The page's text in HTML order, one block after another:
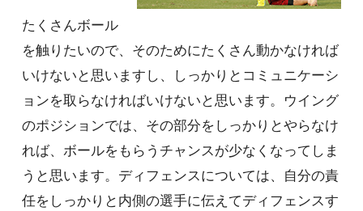
たくさんボール
を触りたいので、そのためにたくさん動かなければ
いけないと思いますし、しっかりとコミュニケーシ
ョンを取らなければいけないと思います。ウイング
のポジションでは、その部分をしっかりとやらなけ
れば、ボールをもらうチャンスが少なくなってしま
うと思います。ディフェンスについては、自分の責
任をしっかりと内側の選手に伝えてディフェンスす